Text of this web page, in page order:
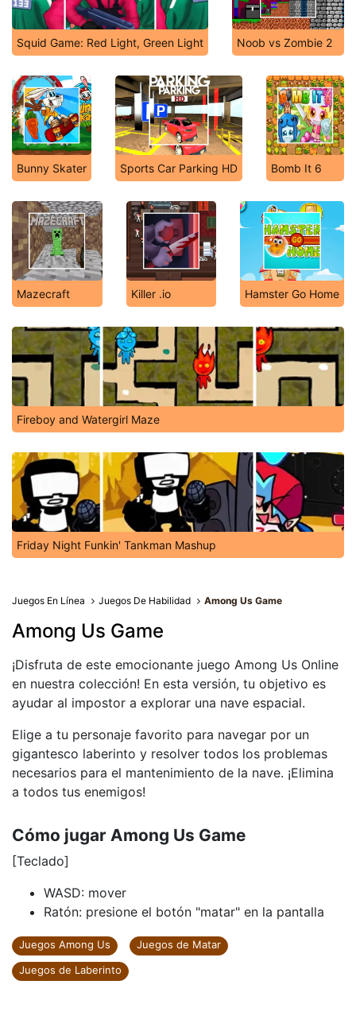
Squid Game: Red Light, Green Light Noob vs Zombie 2
Bunny Skater Sports Car Parking HD Bomb It 6
Mazecraft Killer .io Hamster Go Home
Fireboy and Watergirl Maze
Friday Night Funkin' Tankman Mashup
Juegos En Línea Juegos De Habilidad Among Us Game
Among Us Game
¡Disfruta de este emocionante juego Among Us Online
en nuestra colección! En esta versión, tu objetivo es
ayudar al impostor a explorar una nave espacial.
Elige a tu personaje favorito para navegar por un
gigantesco laberinto y resolver todos los problemas
necesarios para el mantenimiento de la nave. ¡Elimina
a todos tus enemigos!
Cómo jugar Among Us Game
[Teclado]
WASD: mover
Ratón: presione el botón "matar" en la pantalla
Juegos Among Us
Juegos de Matar
Juegos de Laberinto